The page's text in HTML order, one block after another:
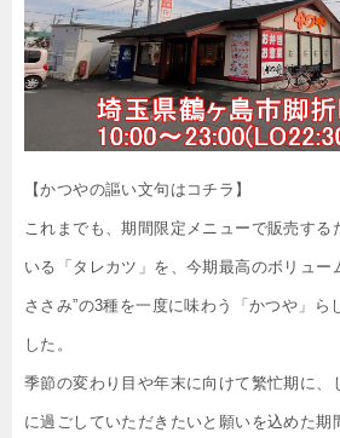
【かつやの謳い文句はコチラ】
これまでも、期間限定メニューで販売する
いる「タレカツ」を、今期最高のボリュー
ささみ”の3種を一度に味わう「かつや」ら
した。
季節の変わり目や年末に向けて繁忙期に、
に過ごしていただきたいと願いを込めた期